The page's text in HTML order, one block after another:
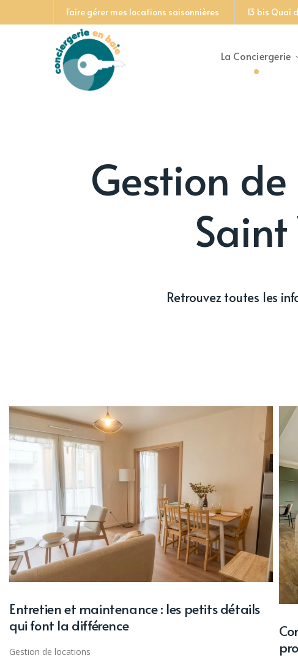
Faire gérer mes locations saisonnières 13 bis Quai
La Conciergerie
Gestion
Retrouvez toutes les
Entretien et maintenance : les petits détails
qui font la différence
Gestion de locations